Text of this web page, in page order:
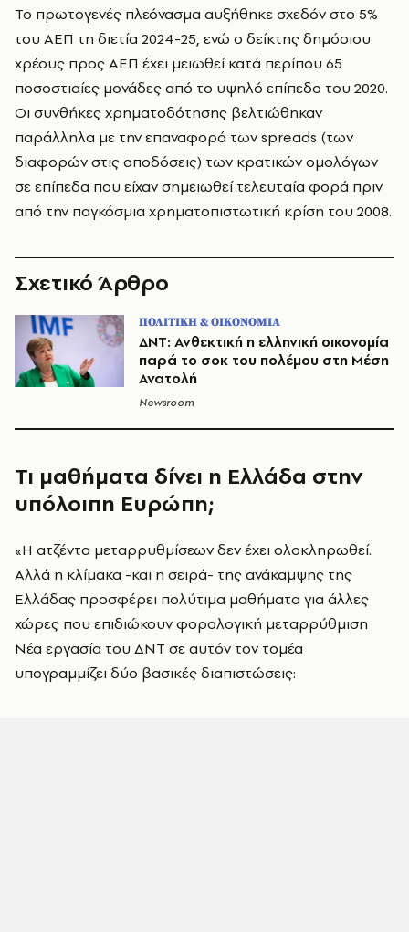
Το πρωτογενές πλεόνασμα αυξήθηκε σχεδόν στο 5%
του ΑΕΠ τη διετία 2024-25, ενώ ο δείκτης δημόσιου
χρέους προς ΑΕΠ έχει μειωθεί κατά περίπου 65
ποσοστιαίες μονάδες από το υψηλό επίπεδο του 2020.
Οι συνθήκες χρηματοδότησης βελτιώθηκαν
παράλληλα με την επαναφορά των spreads (των
διαφορών στις αποδόσεις) των κρατικών ομολόγων
σε επίπεδα που είχαν σημειωθεί τελευταία φορά πριν
από την παγκόσμια χρηματοπιστωτική κρίση του 2008.
Σχετικό Άρθρο
ΠΟΛΙΤΙΚΗ & ΟΙΚΟΝΟΜΙΑ
ΔΝΤ: Ανθεκτική η ελληνική οικονομία
παρά το σοκ του πολέμου στη Μέση
Ανατολή
Newsroom
Τι μαθήματα δίνει η Ελλάδα στην
υπόλοιπη Ευρώπη;
«Η ατζέντα μεταρρυθμίσεων δεν έχει ολοκληρωθεί.
Αλλά η κλίμακα -και η σειρά- της ανάκαμψης της
Ελλάδας προσφέρει πολύτιμα μαθήματα για άλλες
χώρες που επιδιώκουν φορολογική μεταρρύθμιση
Νέα εργασία του ΔΝΤ σε αυτόν τον τομέα
υπογραμμίζει δύο βασικές διαπιστώσεις: